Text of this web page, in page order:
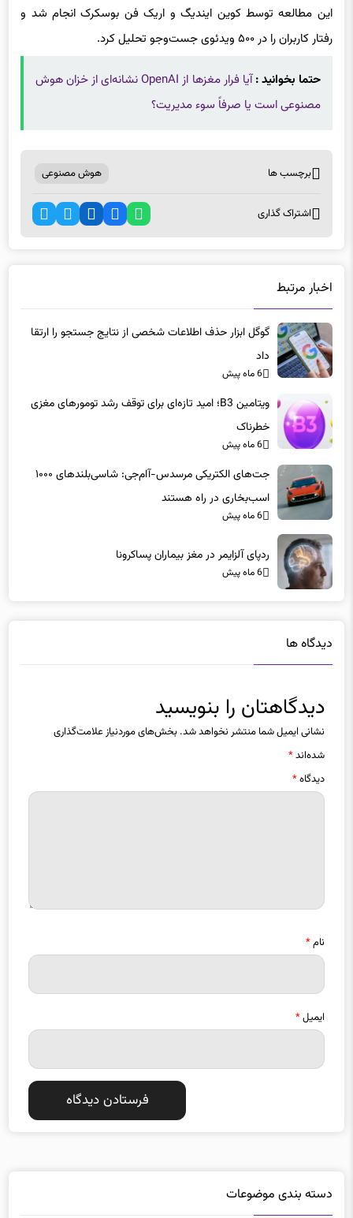
این مطالعه توسط کوین ایندیگ و اریک فن بوسکرک انجام شد و
رفتار کاربران را در ۵۰۰ ویدئوی جست‌وجو تحلیل کرد.
حتما بخوانید :
آیا فرار مغزها از OpenAI نشانه‌ای از خزان هوش
مصنوعی است یا صرفاً سوء مدیریت؟
برچسب ها هوش مصنوعی
اشتراک گذاری
اخبار مرتبط
گوگل ابزار حذف اطلاعات شخصی از نتایج جستجو را ارتقا
داد
6 ماه پیش
ویتامین B3؛ امید تازه‌ای برای توقف رشد تومورهای مغزی
خطرناک
6 ماه پیش
جت‌های الکتریکی مرسدس-آام‌جی: شاسی‌بلندهای ۱۰۰۰
اسب‌بخاری در راه هستند
6 ماه پیش
ردپای آلزایمر در مغز بیماران پساکرونا
6 ماه پیش
دیدگاه ها
دیدگاهتان را بنویسید
نشانی ایمیل شما منتشر نخواهد شد. بخش‌های موردنیاز علامت‌گذاری
شده‌اند*
دیدگاه*
نام*
ایمیل*
دسته بندی موضوعات